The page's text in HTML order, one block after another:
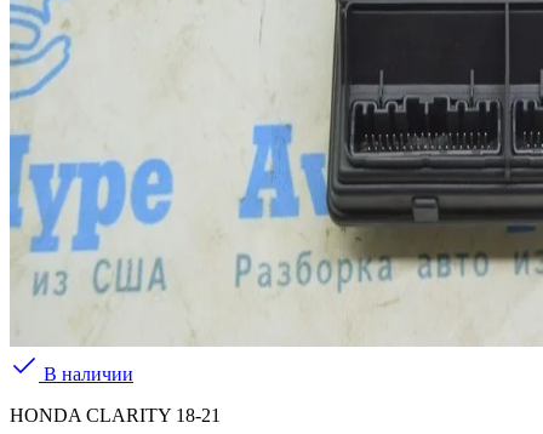
В наличии
HONDA CLARITY 18-21